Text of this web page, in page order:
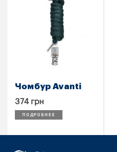
Чомбур Avanti
374 грн
ПОДРОБНЕЕ